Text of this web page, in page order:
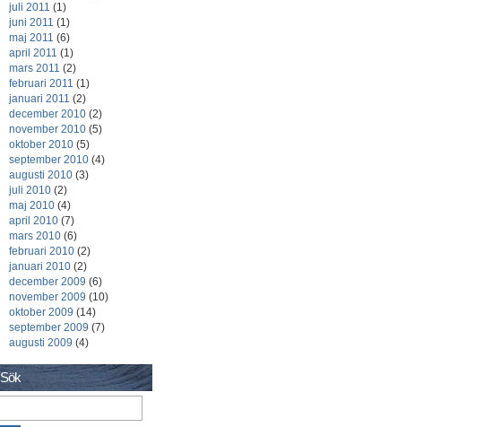
juli 2011 (1)
juni 2011 (1)
maj 2011 (6)
april 2011 (1)
mars 2011 (2)
februari 2011 (1)
januari 2011 (2)
december 2010 (2)
november 2010 (5)
oktober 2010 (5)
september 2010 (4)
augusti 2010 (3)
juli 2010 (2)
maj 2010 (4)
april 2010 (7)
mars 2010 (6)
februari 2010 (2)
januari 2010 (2)
december 2009 (6)
november 2009 (10)
oktober 2009 (14)
september 2009 (7)
augusti 2009 (4)
Sök